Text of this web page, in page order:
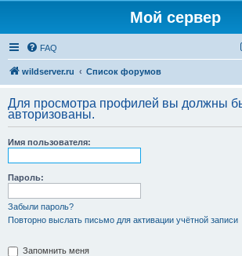
Мой сервер
FAQ
wildserver.ru Список форумов
Для просмотра профилей вы должны
авторизованы.
Имя пользователя:
Пароль:
Забыли пароль?
Повторно выслать письмо для активации учётной записи
Запомнить меня